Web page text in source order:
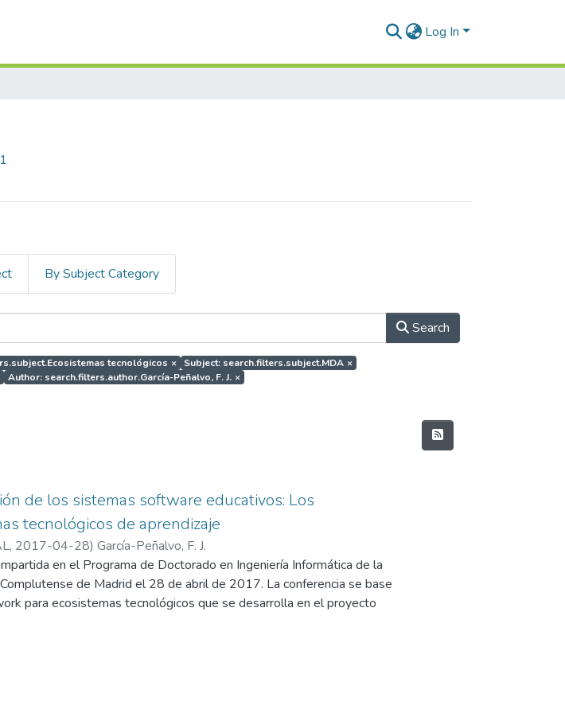
Log In
By Subject Category
Search
tecnológicos × Subject: search.filters.subject.MDA ×
Author: search.filters.author.García-Peñalvo, F. J. ×
de los sistemas software educativos: Los
tecnológicos de aprendizaje
, 2017-04-28)García-Peñalvo, F. J.
en el Programa de Doctorado en Ingeniería Informática de la
de Madrid el 28 de abril de 2017. La conferencia se base
para ecosistemas tecnológicos que se desarrolla en el proyecto